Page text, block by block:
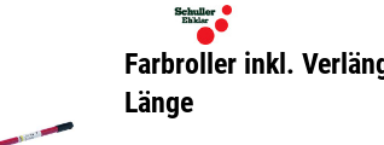
Farbroller inkl.
Länge